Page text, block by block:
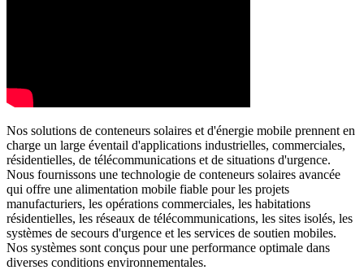
Nos solutions de conteneurs solaires et d'énergie mobile prennent en
charge un large éventail d'applications industrielles, commerciales,
résidentielles, de télécommunications et de situations d'urgence.
Nous fournissons une technologie de conteneurs solaires avancée
qui offre une alimentation mobile fiable pour les projets
manufacturiers, les opérations commerciales, les habitations
résidentielles, les réseaux de télécommunications, les sites isolés, les
systèmes de secours d'urgence et les services de soutien mobiles.
Nos systèmes sont conçus pour une performance optimale dans
diverses conditions environnementales.